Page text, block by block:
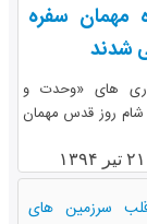
مهمان سفره
شدند
های «وحدت و
شام روز قدس مهمان
سرزمین های